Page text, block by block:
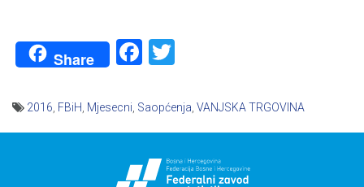
Share Facebook
2016 FBiH Mjesecni Saopćenja VANJSKA TRGOVINA